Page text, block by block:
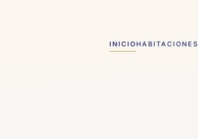
INICIOHABITACIONES